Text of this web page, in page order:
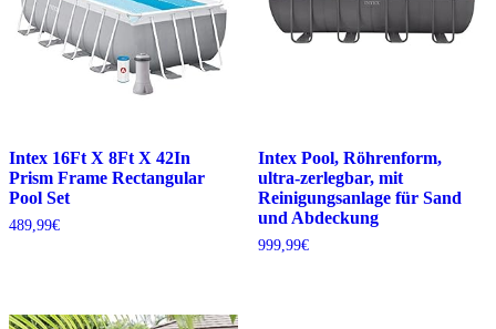
Intex 16Ft X 8Ft X 42In
Prism Frame Rectangular
Pool Set
489,99€
Intex Pool, Röhrenform,
ultra-zerlegbar, mit
Reinigungsanlage für Sand
und Abdeckung
999,99€